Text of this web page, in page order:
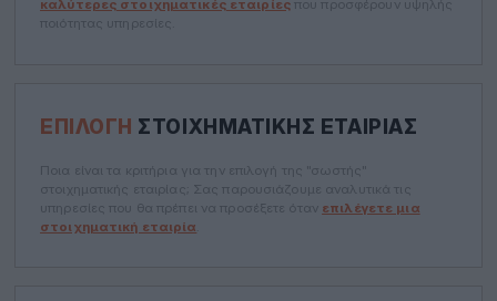
καλύτερες στοιχηματικές εταιρίεςπου προσφέρουν υψηλής
ποιότητας υπηρεσίες.
ΕΠΙΛΟΓΉ ΣΤΟΙΧΗΜΑΤΙΚΉΣ ΕΤΑΙΡΊΑΣ
Ποια είναι τα κριτήρια για την επιλογή της "σωστής"
στοιχηματικής εταιρίας; Σας παρουσιάζουμε αναλυτικά τις
υπηρεσίες που θα πρέπει να προσέξετε όταν επιλέγετε μια
στοιχηματική εταιρία